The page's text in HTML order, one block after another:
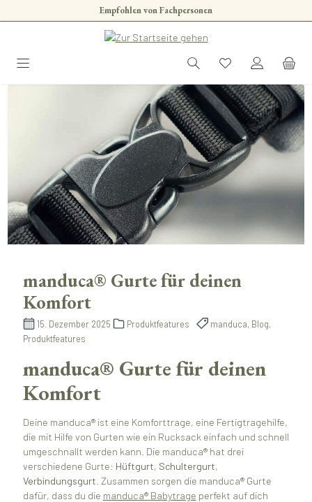
Zum Hauptinhalt springenEmpfohlen von Fachpersonen
manduca® Gurte für deinen
Komfort
15. Dezember 2025 Produktfeatures
manduca, Blog,
Produktfeatures
manduca® Gurte für deinen
Komfort
Deine manduca® ist eine Komforttrage, eine Fertigtragehilfe,
die mit Hilfe von Gurten wie ein Rucksack einfach und schnell
umgeschnallt werden kann. Die manduca® hat drei
verschiedene Gurte: Hüftgurt, Schultergurt,
Verbindungsgurt . Zusammen sorgen die manduca® Gurte
dafür, dass du die manduca® Babytrage perfekt auf dich